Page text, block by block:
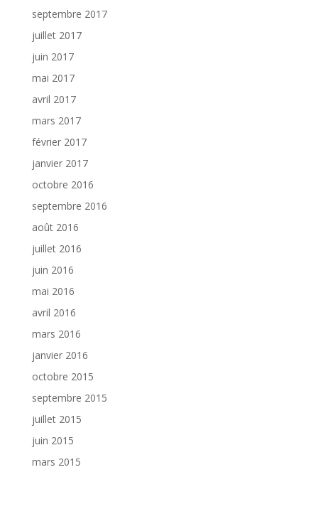
septembre 2017
juillet 2017
juin 2017
mai 2017
avril 2017
mars 2017
février 2017
janvier 2017
octobre 2016
septembre 2016
août 2016
juillet 2016
juin 2016
mai 2016
avril 2016
mars 2016
janvier 2016
octobre 2015
septembre 2015
juillet 2015
juin 2015
mars 2015